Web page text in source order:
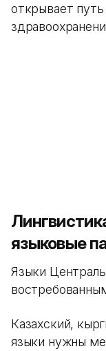
открывает
языковые
Языки
Казахский,
языки нужны